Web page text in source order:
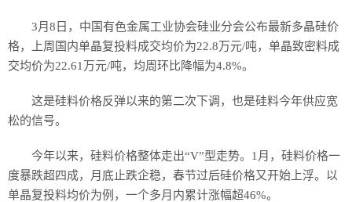
3月8日，中国有色金属工业协会硅业分会公布最新多晶硅价
格，上周国内单晶复投料成交均价为22.8万元/吨，单晶致密料成
交均价为22.61万元/吨，均周环比降幅为4.8%。
这是硅料价格反弹以来的第二次下调，也是硅料今年供应宽
松的信号。
今年以来，硅料价格整体走出“V”型走势。1月，硅料价格一
度暴跌超四成，月底止跌企稳，春节过后硅价格又开始上浮。以
单晶复投料均价为例，一个多月内累计涨幅超46%。